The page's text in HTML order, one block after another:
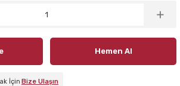
Hemen Al
İçin Bize Ulaşın